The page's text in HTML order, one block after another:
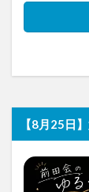
【8月25日